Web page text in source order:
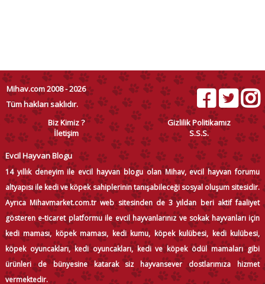
Mihav.com 2008 - 2026
Tüm hakları saklıdır.
Biz Kimiz ?
Gizlilik Politikamız
İletişim
S.S.S.
Evcil Hayvan Blogu
14 yıllık deneyim ile evcil hayvan blogu olan Mihav, evcil hayvan forumu
altyapısı ile kedi ve köpek sahiplerinin tanışabileceği sosyal oluşum sitesidir.
Ayrıca Mihavmarket.com.tr web sitesinden de 3 yıldan beri aktif faaliyet
gösteren e-ticaret platformu ile evcil hayvanlarınız ve sokak hayvanları için
kedi maması, köpek maması, kedi kumu, köpek kulübesi, kedi kulübesi,
köpek oyuncakları, kedi oyuncakları, kedi ve köpek ödül mamaları gibi
ürünleri de bünyesine katarak siz hayvansever dostlarımıza hizmet
vermektedir.